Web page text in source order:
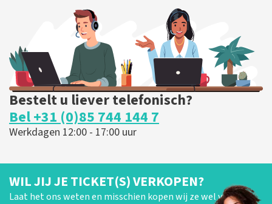
BESTEL NU
Bestelt u liever telefonisch?
Bel +31 (0)85 744 144 7
Werkdagen 12:00 - 17:00 uur
WIL JIJ JE TICKET(S) VERKOPEN?
Laat het ons weten en misschien kopen wij ze wel van je!